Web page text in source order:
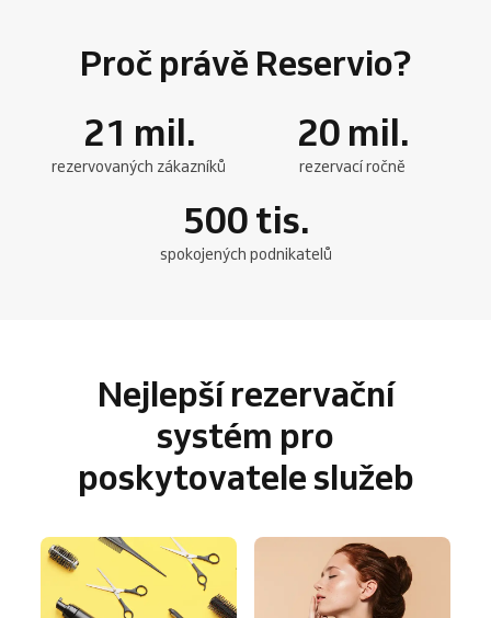
Proč právě Reservio?
21 mil.
rezervovaných zákazníků
20 mil.
rezervací ročně
500tis.
spokojených podnikatelů
Nejlepší rezervační
systém pro
poskytovatele služeb